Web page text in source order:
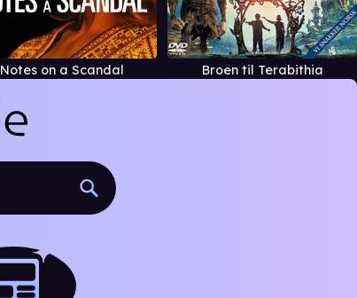
Notes on a Scandal Broen til Terabithia